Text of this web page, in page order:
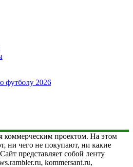
футболу 2026
коммерческим проектом. На этом
ни чего не покупают, ни какие
представляет собой ленту
kommersant.ru,